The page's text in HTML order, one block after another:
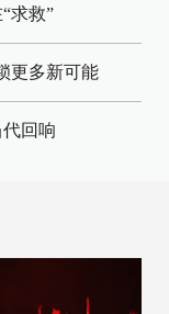
求救”
更多新可能
回响